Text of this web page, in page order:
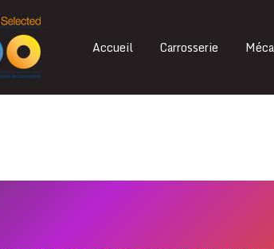
Accueil Carrosserie